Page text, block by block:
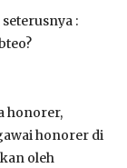
:
honorer,
honorer di
oleh